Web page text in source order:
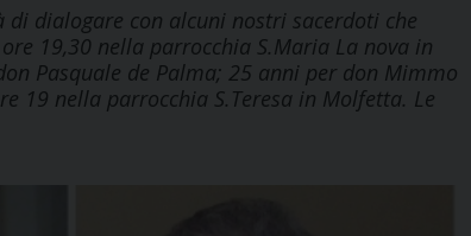
dialogare con alcuni nostri sacerdoti che
19,30 nella parrocchia S.Maria La nova in
Pasquale de Palma; 25 anni per don Mimmo
19 nella parrocchia S.Teresa in Molfetta. Le